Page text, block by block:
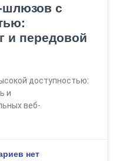
шлюзов с
и передовой
доступностью:
и
веб-
нет